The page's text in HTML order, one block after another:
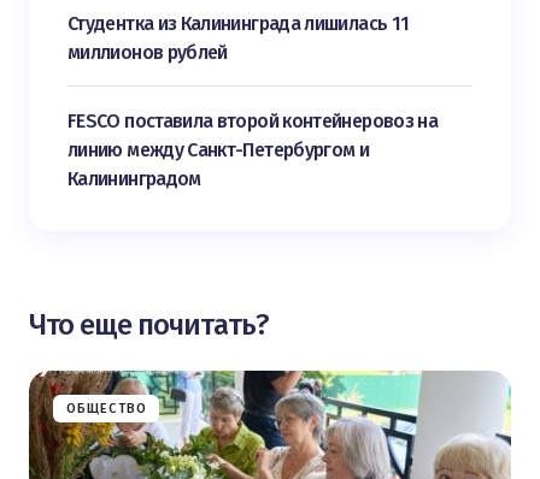
Студентка из Калининграда лишилась 11
миллионов рублей
FESCO поставила второй контейнеровоз на
линию между Санкт-Петербургом и
Калининградом
Что еще почитать?
ОБЩЕСТВО